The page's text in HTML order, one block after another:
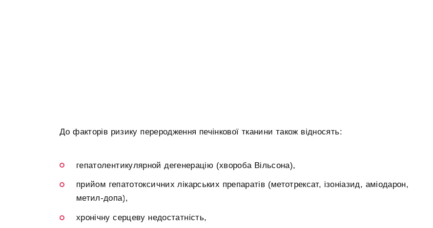
До факторів ризику переродження печінкової тканини також відносять:
гепатолентикулярной дегенерацію (хвороба Вільсона),
прийом гепатотоксичних лікарських препаратів (метотрексат, ізоніазид, аміодарон,
метил-допа),
хронічну серцеву недостатність,